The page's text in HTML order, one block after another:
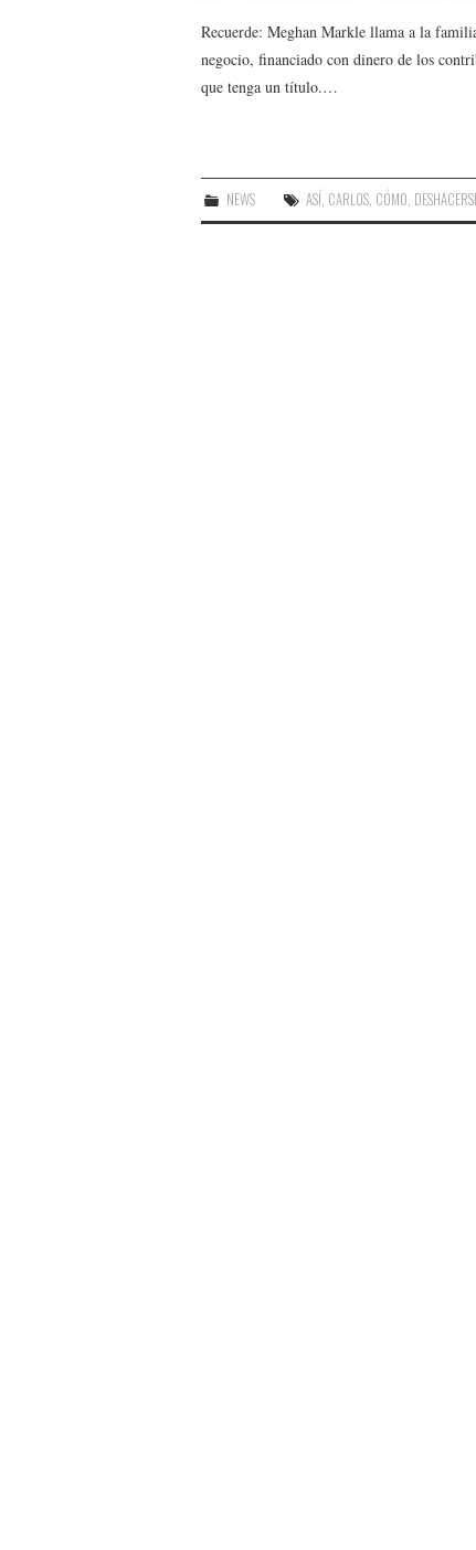
Recuerde: Meghan Markle llama a la
negocio, financiado con dinero de los
que tenga un título.…
NEWS ASÍ, CARLOS, CÓMO,